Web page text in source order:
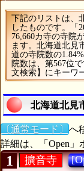
下記のリストは、
したものです。「
76,660カ寺の寺院
ます。北海道北見
道の寺院数の
院数は、第567位
文検索】にキーワ
北海道北見
〔通常モード〕 へ
詳細は、「Open
1 擴音寺